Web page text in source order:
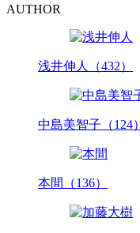
AUTHOR
浅井伸人（432）
中島美智子（124）
本間（136）